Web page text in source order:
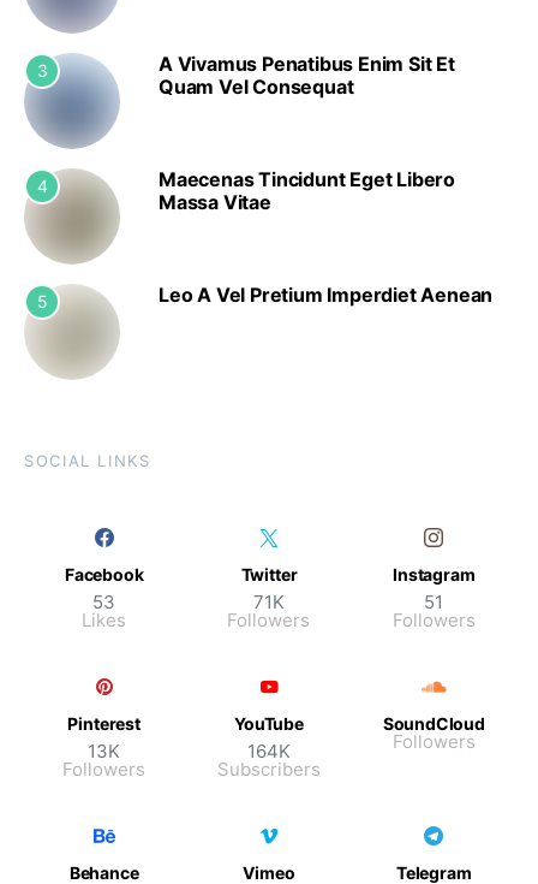
3
A Vivamus Penatibus Enim Sit Et
Quam Vel Consequat
4
Maecenas Tincidunt Eget Libero
Massa Vitae
5 Leo A Vel Pretium Imperdiet Aenean
SOCIAL LINKS
Facebook
53
Likes
Twitter
71K
Followers
Instagram
51
Followers
Pinterest
13K
Followers
YouTube
164K
Subscribers
SoundCloud
Followers
Behance Vimeo Telegram